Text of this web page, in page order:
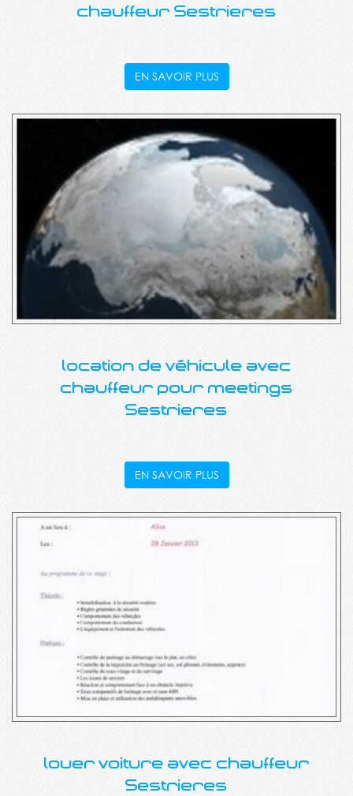
chauffeur Sestrieres
EN SAVOIR PLUS
location de véhicule avec
chauffeur pour meetings
Sestrieres
EN SAVOIR PLUS
louer voiture avec chauffeur
Sestrieres